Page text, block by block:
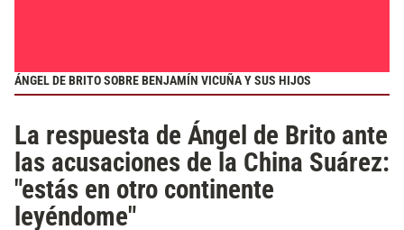
ÁNGEL DE BRITO SOBRE BENJAMÍN VICUÑA Y SUS HIJOS
La respuesta de Ángel de Brito ante
las acusaciones de la China Suárez:
"estás en otro continente
leyéndome"